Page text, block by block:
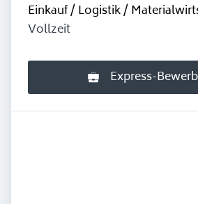
Einkauf / Logistik /
Vollzeit
Express-